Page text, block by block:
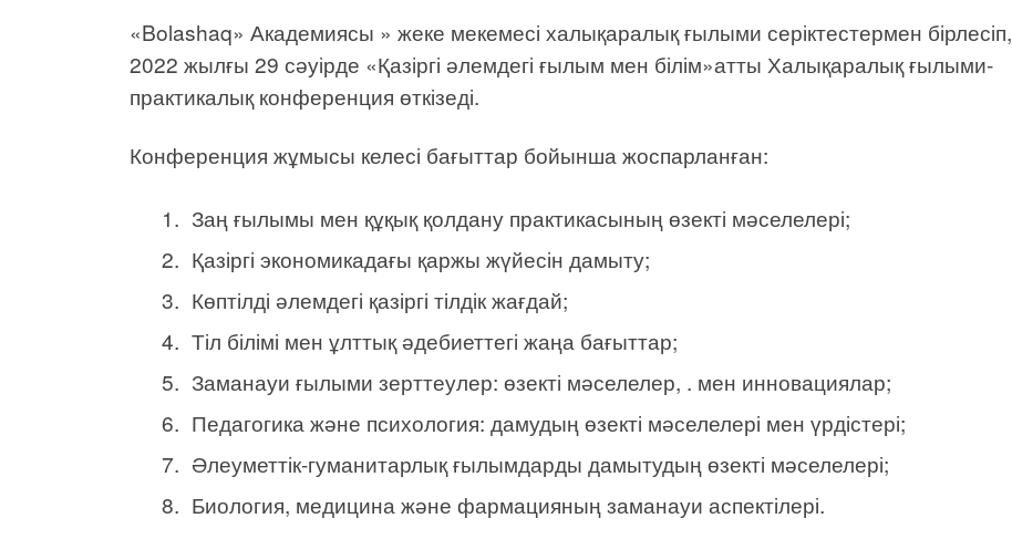
«Bolashaq» Академиясы » жеке мекемесі халықаралық ғылыми серіктестермен бірлесіп,
2022 жылғы 29 сәуірде «Қазіргі әлемдегі ғылым мен білім»атты Халықаралық ғылыми-
практикалық конференция өткізеді.
Конференция жұмысы келесі бағыттар бойынша жоспарланған:
Заң ғылымы мен құқық қолдану практикасының өзекті мәселелері;
Қазіргі экономикадағы қаржы жүйесін дамыту;
Көптілді әлемдегі қазіргі тілдік жағдай;
Тіл білімі мен ұлттық әдебиеттегі жаңа бағыттар;
Заманауи ғылыми зерттеулер: өзекті мәселелер, . мен инновациялар;
Педагогика және психология: дамудың өзекті мәселелері мен үрдістері;
Әлеуметтік-гуманитарлық ғылымдарды дамытудың өзекті мәселелері;
Биология, медицина және фармацияның заманауи аспектілері.